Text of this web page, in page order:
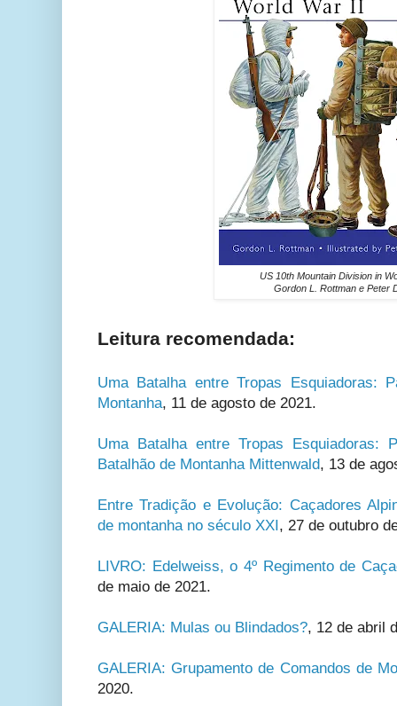
US 10th Mountain Division in
Gordon L. Rottman e Peter
Leitura recomendada:
Uma Batalha entre Tropas Esquiadoras:
Montanha, 11 de agosto de 2021.
Uma Batalha entre Tropas Esquiadoras:
Batalhão de Montanha Mittenwald, 13 de
Entre Tradição e Evolução: Caçadores
de montanha no século XXI, 27 de outubro
LIVRO: Edelweiss, o 4º Regimento de
de maio de 2021.
GALERIA: Mulas ou Blindados?, 12 de abril
GALERIA: Grupamento de Comandos de
2020.